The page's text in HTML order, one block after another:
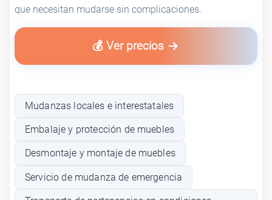
que necesitan mudarse sin complicaciones.
💰 Ver precios
Mudanzas locales e interestatales
Embalaje y protección de muebles
Desmontaje y montaje de muebles
Servicio de mudanza de emergencia